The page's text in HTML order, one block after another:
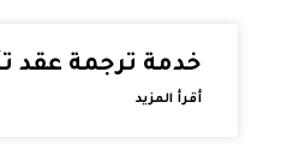
خدمة ترجمة عقد
أقرأ المزيد